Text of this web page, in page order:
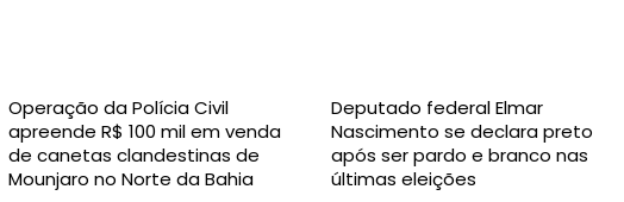
Operação da Polícia Civil
apreende R$ 100 mil em venda
de canetas clandestinas de
Mounjaro no Norte da Bahia
Deputado federal Elmar
Nascimento se declara preto
após ser pardo e branco nas
últimas eleições